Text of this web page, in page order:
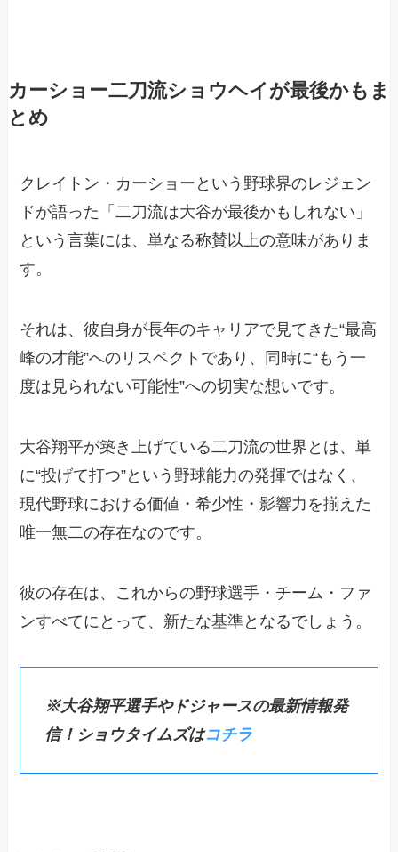
カーショー二刀流ショウヘイが最後かもま
とめ
クレイトン・カーショーという野球界のレジェン
ドが語った「二刀流は大谷が最後かもしれない」
という言葉には、単なる称賛以上の意味がありま
す。
それは、彼自身が長年のキャリアで見てきた“最高
峰の才能”へのリスペクトであり、同時に“もう一
度は見られない可能性”への切実な想いです。
大谷翔平が築き上げている二刀流の世界とは、単
に“投げて打つ”という野球能力の発揮ではなく、
現代野球における価値・希少性・影響力を揃えた
唯一無二の存在なのです。
彼の存在は、これからの野球選手・チーム・ファ
ンすべてにとって、新たな基準となるでしょう。
※大谷翔平選手やドジャースの最新情報発
信！ショウタイムズはコチラ